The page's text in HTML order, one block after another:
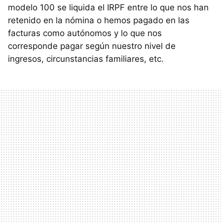
modelo 100 se liquida el IRPF entre lo que nos han
retenido en la nómina o hemos pagado en las
facturas como autónomos y lo que nos
corresponde pagar según nuestro nivel de
ingresos, circunstancias familiares, etc.